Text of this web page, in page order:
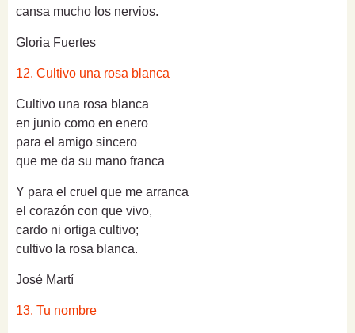
cansa mucho los nervios.
Gloria Fuertes
12. Cultivo una rosa blanca
Cultivo una rosa blanca
en junio como en enero
para el amigo sincero
que me da su mano franca
Y para el cruel que me arranca
el corazón con que vivo,
cardo ni ortiga cultivo;
cultivo la rosa blanca.
José Martí
13. Tu nombre